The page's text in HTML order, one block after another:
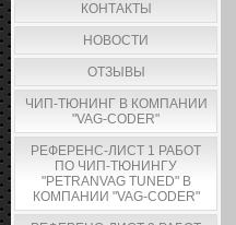
КОНТАКТЫ
НОВОСТИ
ОТЗЫВЫ
ЧИП-ТЮНИНГ В КОМПАНИИ
"VAG-CODER"
РЕФЕРЕНС-ЛИСТ 1 РАБОТ
ПО ЧИП-ТЮНИНГУ
"PETRANVAG TUNED" В
КОМПАНИИ "VAG-CODER"